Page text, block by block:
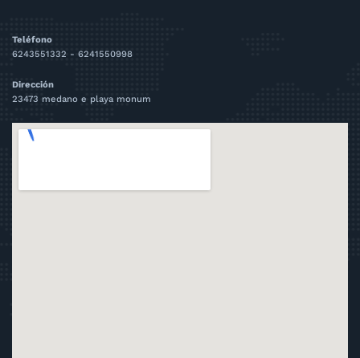
Teléfono
6243551332 - 6241550998
Dirección
23473 medano e playa monum